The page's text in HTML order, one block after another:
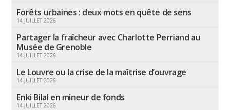
Forêts urbaines : deux mots en quête de sens
14 JUILLET 2026
Partager la fraîcheur avec Charlotte Perriand au
Musée de Grenoble
14 JUILLET 2026
Le Louvre ou la crise de la maîtrise d’ouvrage
14 JUILLET 2026
Enki Bilal en mineur de fonds
14 JUILLET 2026